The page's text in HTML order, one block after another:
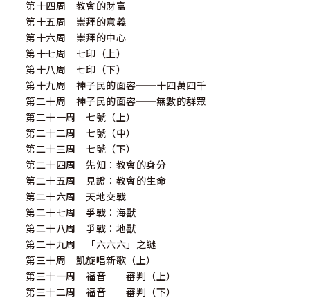
第十四周 教會的財富
第十五周 崇拜的意義
第十六周 崇拜的中心
第十七周 七印（上）
第十八周 七印（下）
第十九周 神子民的面容──十四萬四千
第二十周 神子民的面容──無數的群眾
第二十一周 七號（上）
第二十二周 七號（中）
第二十三周 七號（下）
第二十四周 先知：教會的身分
第二十五周 見證：教會的生命
第二十六周 天地交戰
第二十七周 爭戰：海獸
第二十八周 爭戰：地獸
第二十九周 「六六六」之謎
第三十周 凱旋唱新歌（上）
第三十一周 福音──審判（上）
第三十二周 福音──審判（下）